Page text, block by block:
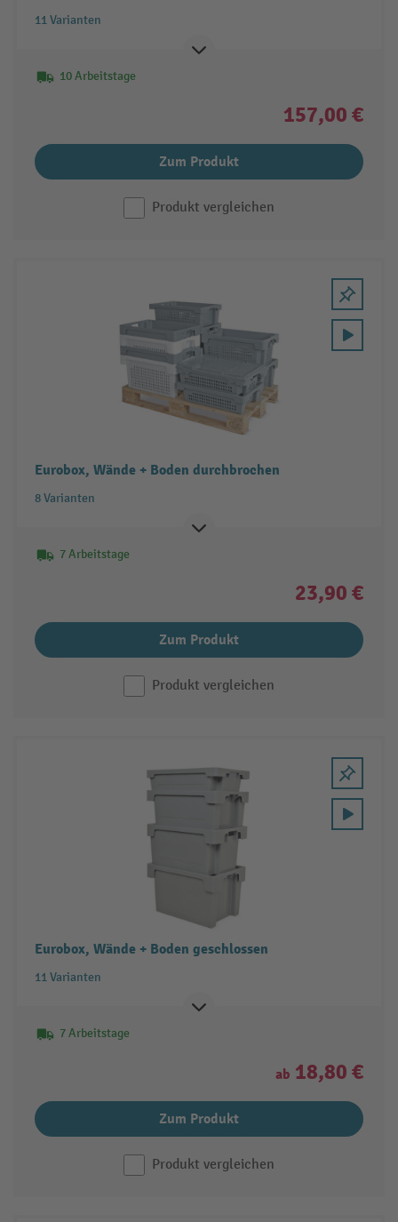
11 Varianten
10 Arbeitstage
157,00 €
Zum Produkt
Produkt vergleichen
Eurobox, Wände + Boden durchbrochen
8 Varianten
7 Arbeitstage
23,90 €
Zum Produkt
Produkt vergleichen
Eurobox, Wände + Boden geschlossen
11 Varianten
7 Arbeitstage
ab 18,80 €
Zum Produkt
Produkt vergleichen